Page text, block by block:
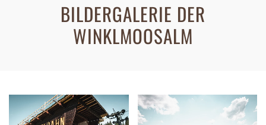
BILDERGALERIE DER
WINKLMOOSALM